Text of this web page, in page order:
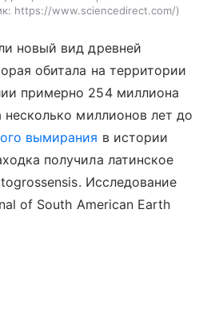
https://www.sciencedirect.com/
новый вид древней
обитала на территории
примерно 254 миллиона
несколько миллионов лет до
вымирания в истории
получила латинское
Исследование
of South American Earth